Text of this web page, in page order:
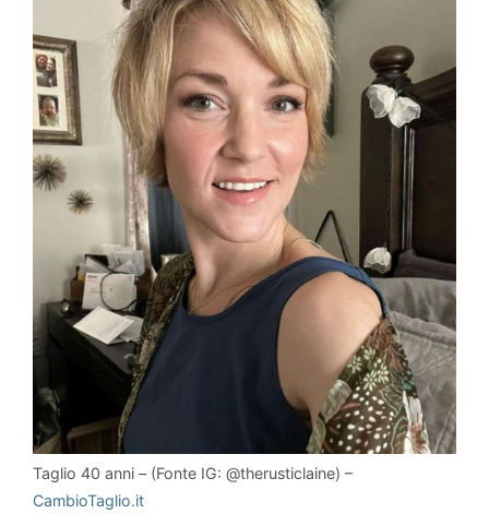
Taglio 40 anni – (Fonte IG: @therusticlaine) –
CambioTaglio.it